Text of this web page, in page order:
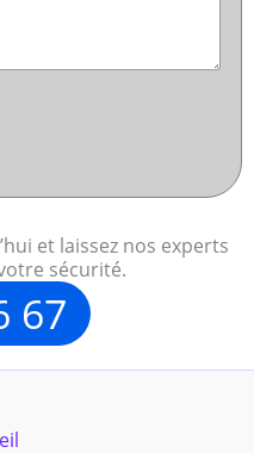
et laissez nos experts
sécurité.
67